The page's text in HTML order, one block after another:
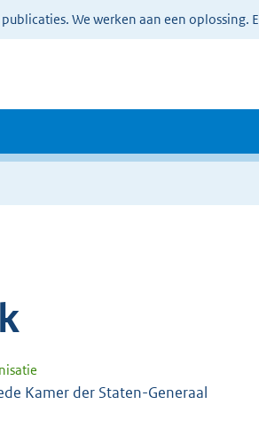
We werken aan een oplossing.
Kamer der Staten-Generaal